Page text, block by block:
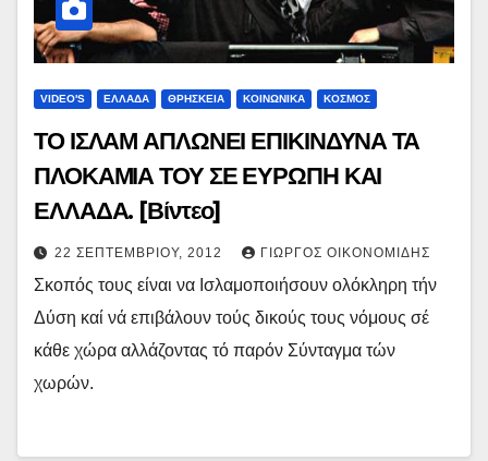
VIDEO'S ΕΛΛΑΔΑ ΘΡΗΣΚΕΙΑ ΚΟΙΝΩΝΙΚΑ ΚΟΣΜΟΣ
ΤΟ ΙΣΛΑΜ ΑΠΛΩΝΕΙ ΕΠΙΚΙΝΔΥΝΑ ΤΑ
ΠΛΟΚΑΜΙΑ ΤΟΥ ΣΕ ΕΥΡΩΠΗ ΚΑΙ
ΕΛΛΑΔΑ. [Βίντεο]
22 ΣΕΠΤΕΜΒΡΊΟΥ, 2012 ΓΙΏΡΓΟΣ ΟΙΚΟΝΟΜΊΔΗΣ
Σκοπός τους είναι να Ισλαμοποιήσουν ολόκληρη τήν
Δύση καί νά επιβάλουν τούς δικούς τους νόμους σέ
κάθε χώρα αλλάζοντας τό παρόν Σύνταγμα τών
χωρών.